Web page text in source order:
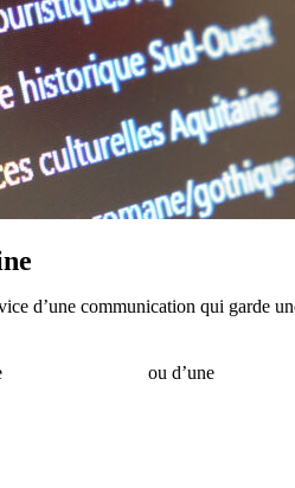
d’une communication qui garde
ou d’une